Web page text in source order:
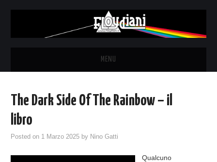
MENU
THE LUNATICS
The Dark Side Of The Rainbow – il
libro
Posted on 1 Marzo 2025 by Nino Gatti
Qualcuno